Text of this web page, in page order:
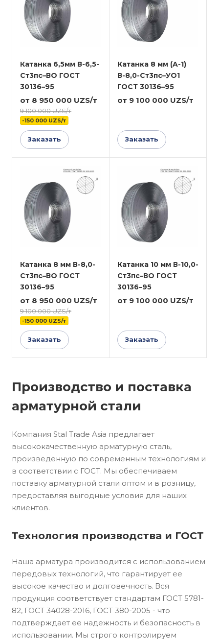
Катанка 6,5мм В-6,5-
Ст3пс–ВО ГОСТ
30136–95
от 8 950 000 UZS/т
9 100 000 UZS/т
-150 000 UZS/т
Заказать
Катанка 8 мм (A-1)
В-8,0-Ст3пс–УО1
ГОСТ 30136–95
от 9 100 000 UZS/т
Заказать
Катанка 8 мм В-8,0-
Ст3пс–ВО ГОСТ
30136–95
от 8 950 000 UZS/т
9 100 000 UZS/т
-150 000 UZS/т
Заказать
Катанка 10 мм В-10,0-
Ст3пс–ВО ГОСТ
30136–95
от 9 100 000 UZS/т
Заказать
Производство и поставка
арматурной стали
Компания Stal Trade Asia предлагает
высококачественную арматурную сталь,
произведенную по современным технологиям и
в соответствии с ГОСТ. Мы обеспечиваем
поставку арматурной стали оптом и в розницу,
предоставляя выгодные условия для наших
клиентов.
Технология производства и ГОСТ
Наша арматура производится с использованием
передовых технологий, что гарантирует ее
высокое качество и долговечность. Вся
продукция соответствует стандартам ГОСТ 5781-
82, ГОСТ 34028-2016, ГОСТ 380-2005 - что
подтверждает ее надежность и безопасность в
использовании. Мы строго контролируем